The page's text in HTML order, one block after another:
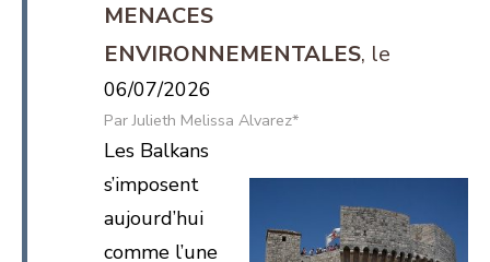
MENACES
ENVIRONNEMENTALES
06/07/2026
Julieth Melissa Alvarez*
Les Balkans
s’imposent
aujourd’hui
comme l’une